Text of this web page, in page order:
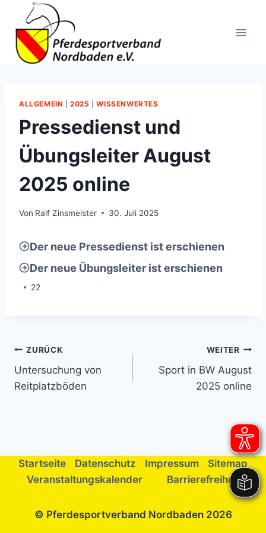
springen
ALLGEMEIN |2025 |WISSENWERTES
Pressedienst und
Übungsleiter August
2025 online
Von Ralf Zinsmeister 30. Juli 2025
Der neue Pressedienst ist erschienen
Der neue Übungsleiter ist erschienen
22
Beitragsnavigation
ZURÜCK
Untersuchung von
Reitplatzböden
WEITER
Sport in BW August
2025 online
Startseite Datenschutz Impressum
Sitemap
Veranstaltungskalender
Barrierefreiheit
© Pferdesportverband Nordbaden 2026